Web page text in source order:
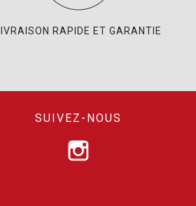
LIVRAISON RAPIDE ET GARANTIE
SUIVEZ-NOUS